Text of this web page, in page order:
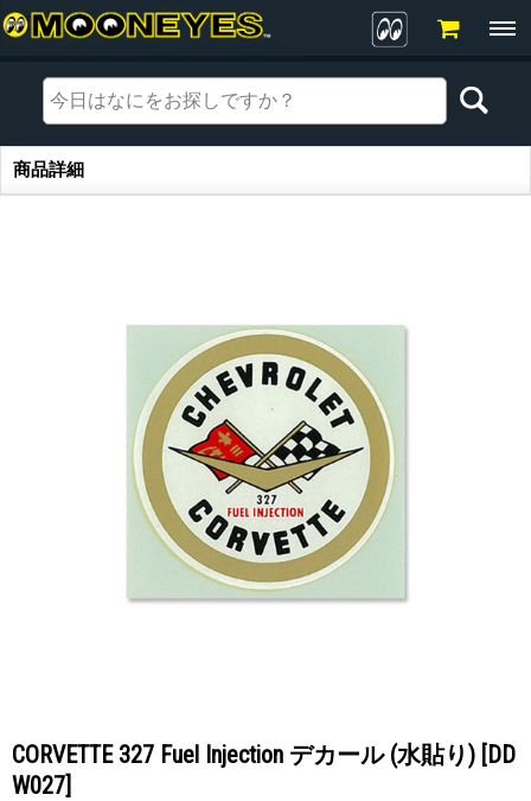
商品詳細
商品詳細
CORVETTE 327 Fuel Injection デカール (水貼り) [DD
W027]